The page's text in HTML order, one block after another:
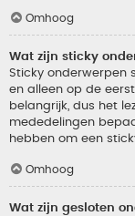
Omhoog
Wat zijn sticky
Sticky onderwerpen
en alleen op de
belangrijk, dus het
mededelingen
hebben om een
Omhoog
Wat zijn gesloten